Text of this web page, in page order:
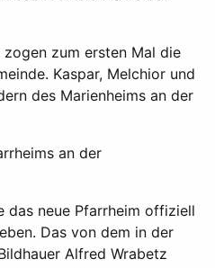
zum ersten Mal die
Kaspar, Melchior und
des Marienheims an der
an der
das neue Pfarrheim offiziell
Das von dem in der
Alfred Wrabetz